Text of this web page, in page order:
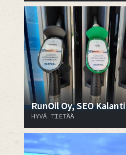
RunOil Oy, SEO Kalanti
HYVÄ TIETÄÄ